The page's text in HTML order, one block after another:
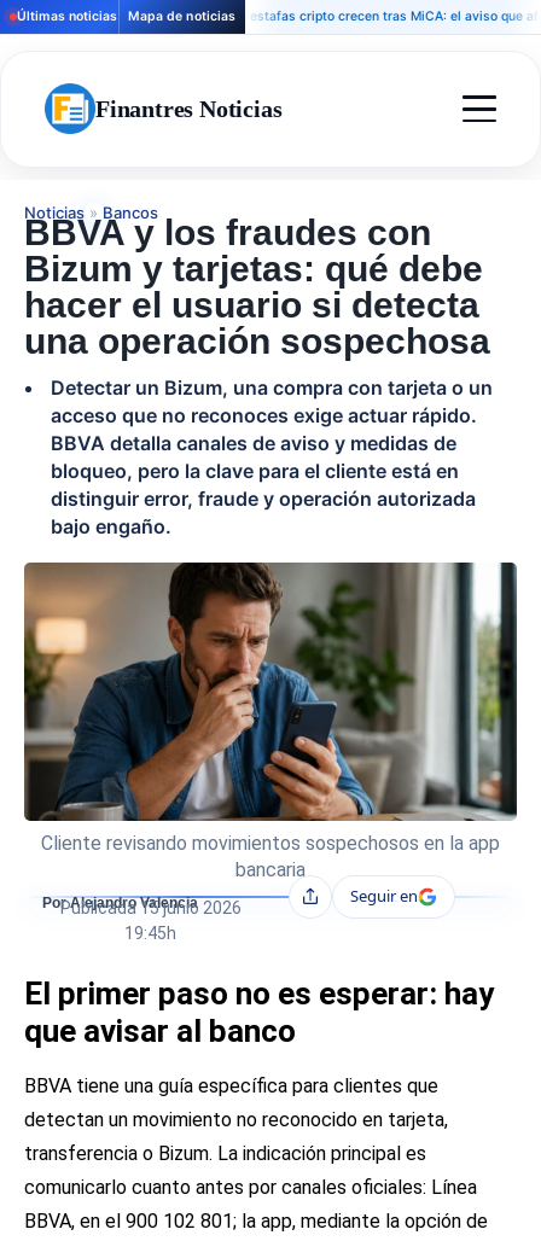
Últimas noticias Mapa de noticiasLas estafas cripto crecen tras MiCA: el aviso que afecta a
Finantres Noticias
Noticias » Bancos
BBVA y los fraudes con
Bizum y tarjetas: qué debe
hacer el usuario si detecta
una operación sospechosa
Detectar un Bizum, una compra con tarjeta o un
acceso que no reconoces exige actuar rápido.
BBVA detalla canales de aviso y medidas de
bloqueo, pero la clave para el cliente está en
distinguir error, fraude y operación autorizada
bajo engaño.
Cliente revisando movimientos sospechosos en la app
bancaria
Por Alejandro Valencia
Publicada 15 junio 2026
19:45h
CompartirSeguir en
El primer paso no es esperar: hay
que avisar al banco
BBVA tiene una guía específica para clientes que
detectan un movimiento no reconocido en tarjeta,
transferencia o Bizum. La indicación principal es
comunicarlo cuanto antes por canales oficiales: Línea
BBVA, en el 900 102 801; la app, mediante la opción de